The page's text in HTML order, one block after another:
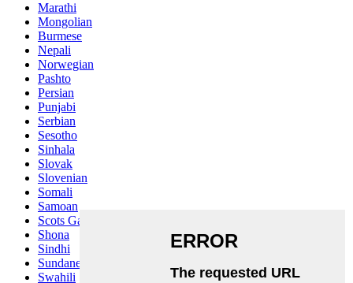
Marathi
Mongolian
Burmese
Nepali
Norwegian
Pashto
Persian
Punjabi
Serbian
Sesotho
Sinhala
Slovak
Slovenian
Somali
Samoan
Scots Gaelic
Shona
Sindhi
Sundanese
Swahili